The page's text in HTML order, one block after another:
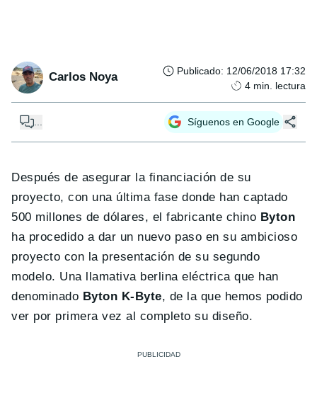
Carlos Noya Publicado: 12/06/2018 17:32
4 min. lectura
Síguenos en Google
Después de asegurar la financiación de su
proyecto, con una última fase donde han captado
500 millones de dólares, el fabricante chino Byton
ha procedido a dar un nuevo paso en su ambicioso
proyecto con la presentación de su segundo
modelo. Una llamativa berlina eléctrica que han
denominado Byton K-Byte, de la que hemos podido
ver por primera vez al completo su diseño.